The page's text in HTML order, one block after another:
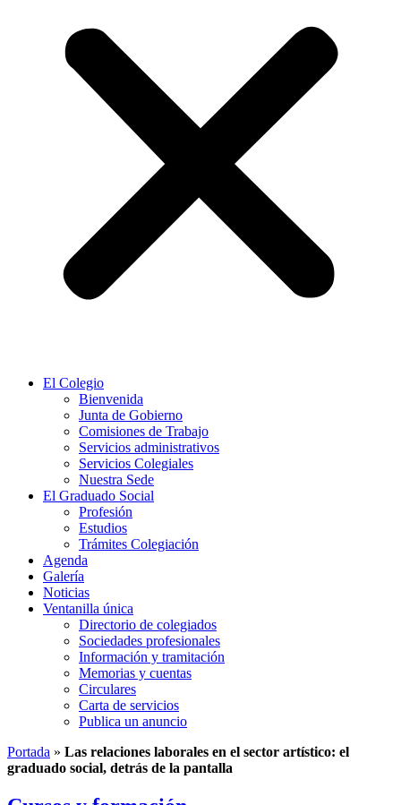
El Colegio
Bienvenida
Junta de Gobierno
Comisiones de Trabajo
Servicios administrativos
Servicios Colegiales
Nuestra Sede
El Graduado Social
Profesión
Estudios
Trámites Colegiación
Agenda
Galería
Noticias
Ventanilla única
Directorio de colegiados
Sociedades profesionales
Información y tramitación
Memorias y cuentas
Circulares
Carta de servicios
Publica un anuncio
Portada » Las relaciones laborales en el sector artístico: el
graduado social, detrás de la pantalla